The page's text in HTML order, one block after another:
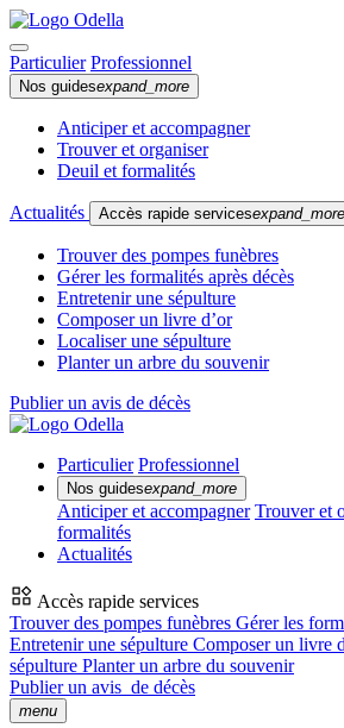
Particulier Professionnel
Nos guidesexpand_more
Anticiper et accompagner
Trouver et organiser
Deuil et formalités
Actualités Accès rapide servicesexpand_more
Trouver des pompes funèbres
Gérer les formalités après décès
Entretenir une sépulture
Composer un livre d’or
Localiser une sépulture
Planter un arbre du souvenir
Publier un avis de décès
Particulier Professionnel
Nos guidesexpand_more
Anticiper et accompagner Trouver et
formalités
Actualités
Accès rapide services
Trouver des pompes funèbres Gérer les
Entretenir une sépulture Composer un livre
sépulture Planter un arbre du souvenir
Publier un avis de décès
menu